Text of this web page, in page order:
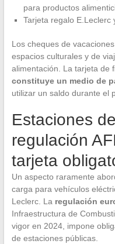
para productos
Tarjeta regalo E.Leclerc
Los cheques de
espacios culturales y de
alimentación. La tarjeta de
constituye un medio de
utilizar un saldo durante el
Estaciones
regulación
tarjeta
Un aspecto raramente
carga para vehículos
Leclerc. La regulación
Infraestructura de
vigor en 2024, impone
de estaciones públicas.